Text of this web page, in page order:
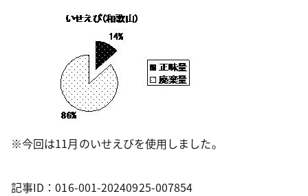
※今回は11月のいせえびを使用しました。
記事ID：016-001-20240925-007854